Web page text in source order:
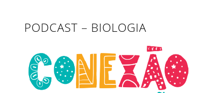
PODCAST – BIOLOGIA